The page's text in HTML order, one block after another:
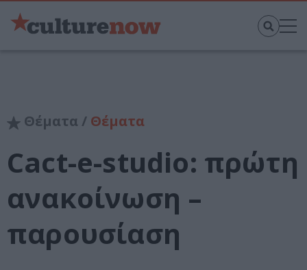
Θέματα / Θέματα
Cact-e-studio: πρώτη
ανακοίνωση –
παρουσίαση